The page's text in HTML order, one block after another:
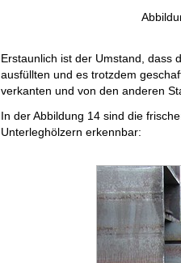
Erstaunlich ist der Umstand, dass
ausfüllten und es trotzdem
verkanten und von den anderen
In der Abbildung 14 sind die
Unterleghölzern erkennbar: